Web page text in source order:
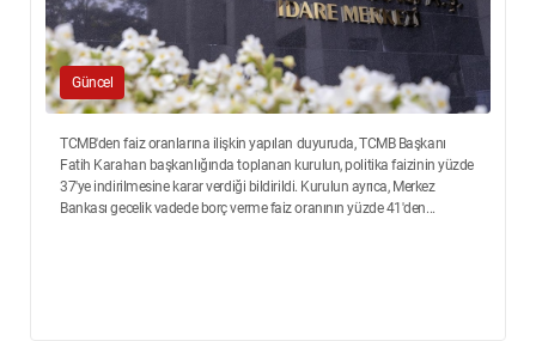
Güncel
TCMB'den faiz oranlarına ilişkin yapılan duyuruda, TCMB Başkanı
Fatih Karahan başkanlığında toplanan kurulun, politika faizinin yüzde
37'ye indirilmesine karar verdiği bildirildi. Kurulun ayrıca, Merkez
Bankası gecelik vadede borç verme faiz oranının yüzde 41'den...